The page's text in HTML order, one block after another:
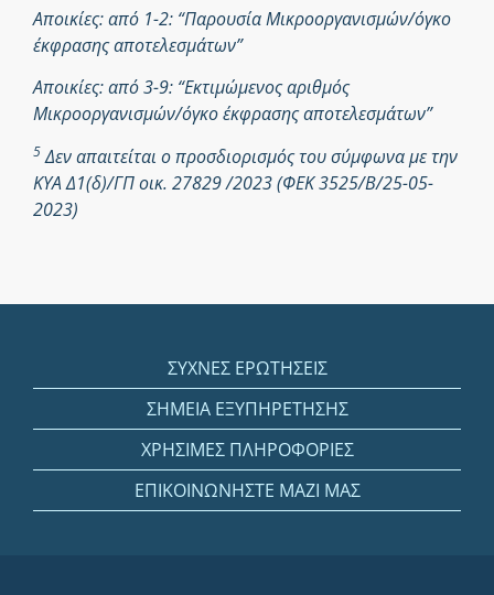
Αποικίες: από 1-2: “Παρουσία Μικροοργανισμών/όγκο
έκφρασης αποτελεσμάτων”
Αποικίες: από 3-9: “Εκτιμώμενος αριθμός
Μικροοργανισμών/όγκο έκφρασης αποτελεσμάτων”
5Δεν απαιτείται ο προσδιορισμός του σύμφωνα με την
ΚΥΑ Δ1(δ)/ΓΠ οικ. 27829 /2023 (ΦΕΚ 3525/Β/25-05-
2023)
ΣΥΧΝΕΣ ΕΡΩΤΗΣΕΙΣ
ΣΗΜΕΙΑ ΕΞΥΠΗΡΕΤΗΣΗΣ
ΧΡΗΣΙΜΕΣ ΠΛΗΡΟΦΟΡΙΕΣ
ΕΠΙΚΟΙΝΩΝΗΣΤΕ ΜΑΖΙ ΜΑΣ